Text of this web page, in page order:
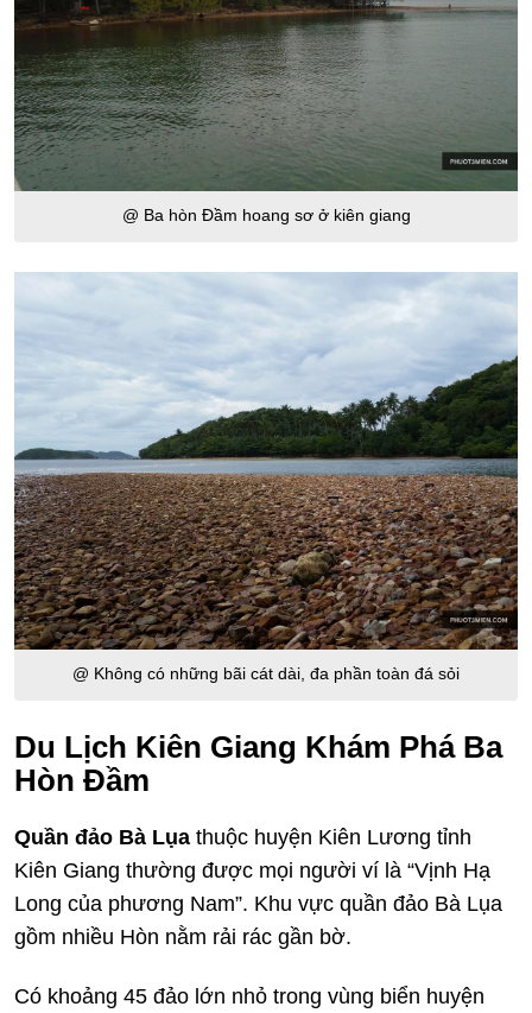
@ Ba hòn Đầm hoang sơ ở kiên giang
@ Không có những bãi cát dài, đa phần toàn đá sỏi
Du Lịch Kiên Giang Khám Phá Ba
Hòn Đầm
Quần đảo Bà Lụa thuộc huyện Kiên Lương tỉnh
Kiên Giang thường được mọi người ví là “Vịnh Hạ
Long của phương Nam”. Khu vực quần đảo Bà Lụa
gồm nhiều Hòn nằm rải rác gần bờ.
Có khoảng 45 đảo lớn nhỏ trong vùng biển huyện